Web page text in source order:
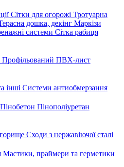
Сітки для огорожі Тротуарна
дошка, декінг Маркізи
системи Сітка рабиця
Профільований ПВХ-лист
інші Системи антиобмерзання
Пінобетон Пінополіуретан
Сходи з нержавіючої сталі
Мастики, праймери та герметики